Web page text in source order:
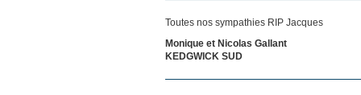
Toutes nos sympathies RIP Jacques
Monique et Nicolas Gallant
KEDGWICK SUD